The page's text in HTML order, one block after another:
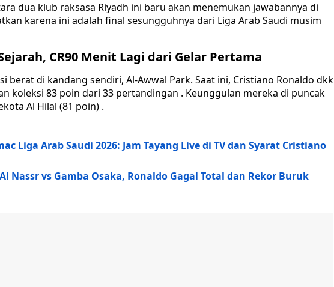
dua klub raksasa Riyadh ini baru akan menemukan jawabannya di
karena ini adalah final sesungguhnya dari Liga Arab Saudi musim
CR90 Menit Lagi dari Gelar Pertama
berat di kandang sendiri, Al-Awwal Park. Saat ini, Cristiano Ronaldo dkk
koleksi 83 poin dari 33 pertandingan . Keunggulan mereka di puncak
Al Hilal (81 poin) .
Liga Arab Saudi 2026: Jam Tayang Live di TV dan Syarat Cristiano
Nassr vs Gamba Osaka, Ronaldo Gagal Total dan Rekor Buruk